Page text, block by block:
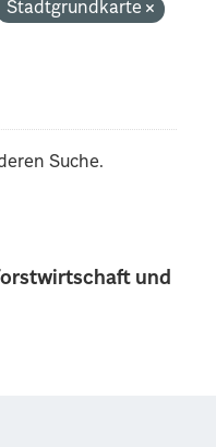
und
Stadtgrundkarte
Suche.